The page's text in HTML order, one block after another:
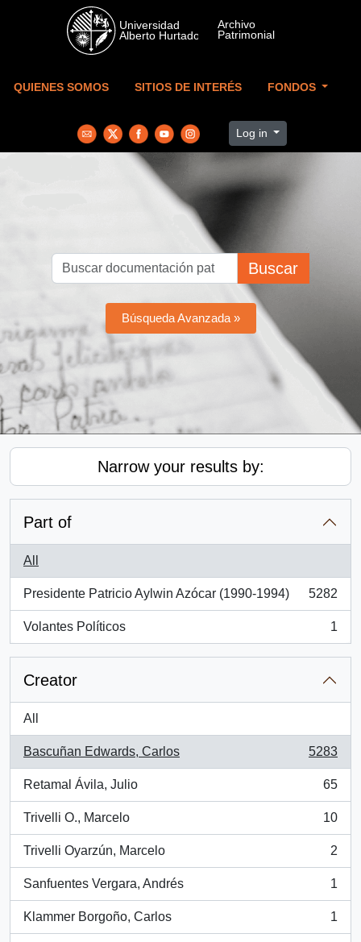
Skip to main content
QUIENES SOMOS SITIOS DE INTERÉS FONDOS
Log in
Buscar
Búsqueda Avanzada »
Narrow your results by:
Part of
All
Presidente Patricio Aylwin Azócar (1990-1994)
, 5282 results
5282
Volantes Políticos
, 1 results
1
Creator
All
Bascuñan Edwards, Carlos
, 5283 results
5283
Retamal Ávila, Julio
, 65 results
65
Trivelli O., Marcelo
, 10 results
10
Trivelli Oyarzún, Marcelo
, 2 results
2
Sanfuentes Vergara, Andrés
, 1 results
1
Klammer Borgoño, Carlos
, 1 results
1